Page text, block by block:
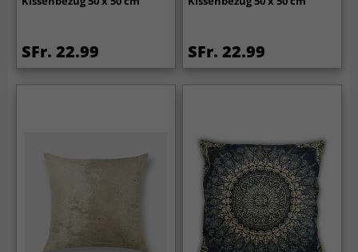
SFr. 22.99 SFr. 22.99